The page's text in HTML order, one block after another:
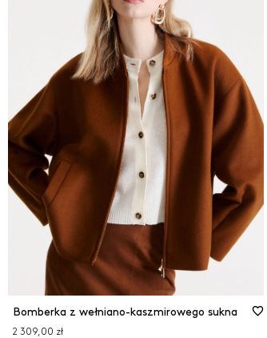
Bomberka z wełniano-kaszmirowego sukna
2 309,00 zł